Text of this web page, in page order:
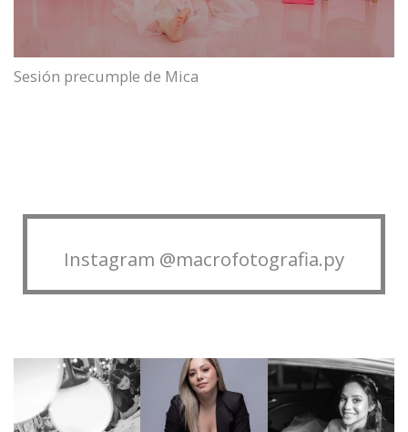
Sesión precumple de Mica
Instagram @macrofotografia.py